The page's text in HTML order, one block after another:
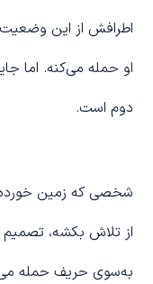
اطرافش از این
او حمله می‌کنه. اما
دوم است.
شخصی که زمین
از تلاش بکشه، تصمیم
به‌سوی حریف حمله